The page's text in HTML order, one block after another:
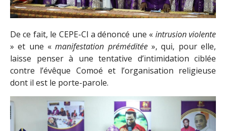
De ce fait, le CEPE-CI a dénoncé une « intrusion violente
» et une «manifestation préméditée», qui, pour elle,
laisse penser à une tentative d’intimidation ciblée
contre l’évêque Comoé et l’organisation religieuse
dont il est le porte-parole.